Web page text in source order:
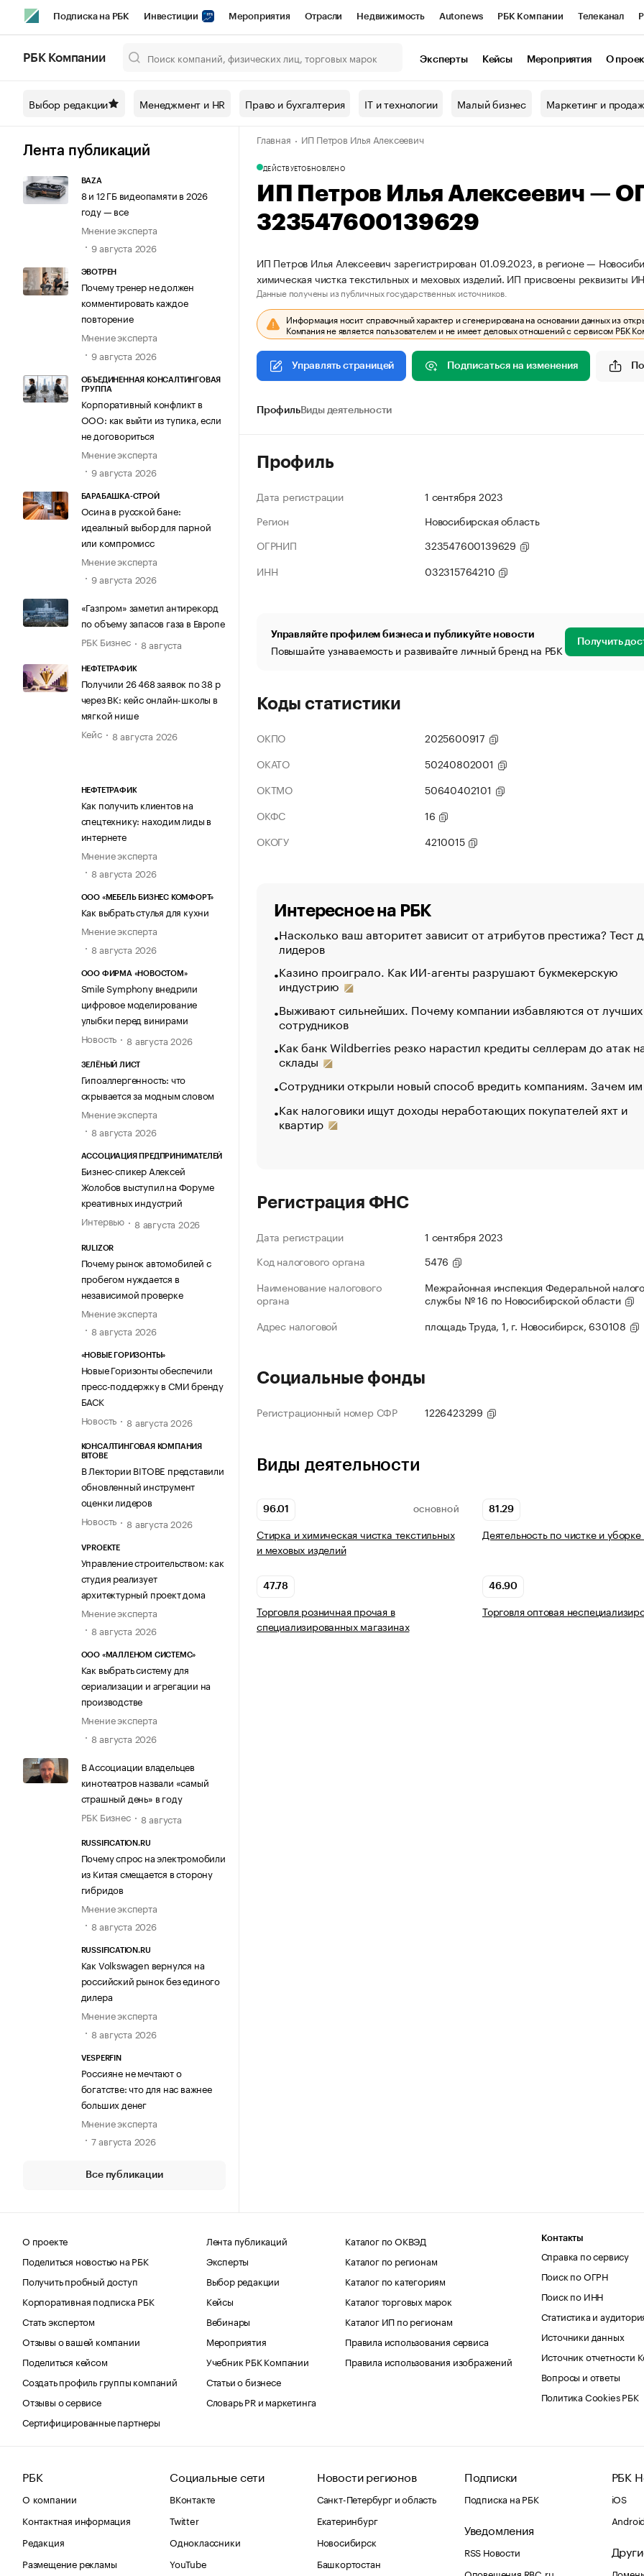
Подписка на РБК Инвестиции Мероприятия Отрасли Недвижимость Autonews РБК Компании Телеканал
Спецпроекты СПб Конференции СПб Спецпроекты Проверка контрагентов
Технологии и медиа Рынок наличной валюты
РБК Компании Эксперты Кейсы Мероприятия О
Выбор редакции Менеджмент и HR Право и бухгалтерия IT и технологии Малый бизнес Маркетинг и
Лента публикаций
BAZA
8 и 12 ГБ видеопамяти в 2026
году — все
Мнение эксперта
9 августа 2026
ЭВОТРЕН
Почему тренер не должен
комментировать каждое
повторение
Мнение эксперта
9 августа 2026
ОБЪЕДИНЕННАЯ КОНСАЛТИНГОВАЯ
ГРУППА
Корпоративный конфликт в
ООО: как выйти из тупика, если
не договориться
Мнение эксперта
9 августа 2026
БАРАБАШКА-СТРОЙ
Осина в русской бане:
идеальный выбор для парной
или компромисс
Мнение эксперта
9 августа 2026
«Газпром» заметил антирекорд
по объему запасов газа в Европе
РБК Бизнес
8 августа
НЕФТЕТРАФИК
Получили 26 468 заявок по 38 р
через ВК: кейс онлайн-школы в
мягкой нише
Кейс
8 августа 2026
НЕФТЕТРАФИК
Как получить клиентов на
спецтехнику: находим лиды в
интернете
Мнение эксперта
8 августа 2026
ООО «МЕБЕЛЬ БИЗНЕС КОМФОРТ»
Как выбрать стулья для кухни
Мнение эксперта
8 августа 2026
ООО ФИРМА «НОВОСТОМ»
Smile Symphony внедрили
цифровое моделирование
улыбки перед винирами
Новость
8 августа 2026
ЗЕЛЁНЫЙ ЛИСТ
Гипоаллергенность: что
скрывается за модным словом
Мнение эксперта
8 августа 2026
АССОЦИАЦИЯ ПРЕДПРИНИМАТЕЛЕЙ
Бизнес-спикер Алексей
Жолобов выступил на Форуме
креативных индустрий
Интервью
8 августа 2026
RULIZOR
Почему рынок автомобилей с
пробегом нуждается в
независимой проверке
Мнение эксперта
8 августа 2026
«НОВЫЕ ГОРИЗОНТЫ»
Новые Горизонты обеспечили
пресс-поддержку в СМИ бренду
БАСК
Новость
8 августа 2026
КОНСАЛТИНГОВАЯ КОМПАНИЯ
BITOBE
В Лектории BITOBE представили
обновленный инструмент
оценки лидеров
Новость
8 августа 2026
VPROEKTE
Управление строительством: как
студия реализует
архитектурный проект дома
Мнение эксперта
8 августа 2026
ООО «МАЛЛЕНОМ СИСТЕМС»
Как выбрать систему для
сериализации и агрегации на
производстве
Мнение эксперта
8 августа 2026
В Ассоциации владельцев
кинотеатров назвали «самый
страшный день» в году
РБК Бизнес
8 августа
RUSSIFICATION.RU
Почему спрос на электромобили
из Китая смещается в сторону
гибридов
Мнение эксперта
8 августа 2026
RUSSIFICATION.RU
Как Volkswagen вернулся на
российский рынок без единого
дилера
Мнение эксперта
8 августа 2026
VESPERFIN
Россияне не мечтают о
богатстве: что для нас важнее
больших денег
Мнение эксперта
7 августа 2026
Все публикации
Главная ИП Петров Илья Алексеевич
ДЕЙСТВУЕТОБНОВЛЕНО
ИП Петров Илья Алексеевич —
323547600139629
ИП Петров Илья Алексеевич зарегистрирован 01.09.2023, в регионе —
химическая чистка текстильных и меховых изделий. ИП присвоены
Данные получены из публичных государственных источников.
Информация носит справочный характер и сгенерирована на основании данных из
Компания не является пользователем и не имеет деловых отношений с сервисом РБК
Управлять страницей Подписаться на изменения
ПрофильВиды деятельности
Профиль
Дата регистрации
1 сентября 2023
Регион
Новосибирская область
ОГРНИП
323547600139629
ИНН
032315764210
Управляйте профилем бизнеса и публикуйте новости
Повышайте узнаваемость и развивайте личный бренд на РБК Получить
Коды статистики
ОКПО
2025600917
ОКАТО
50240802001
ОКТМО
50640402101
ОКФС
16
ОКОГУ
4210015
Интересное на РБК
Насколько ваш авторитет зависит от атрибутов престижа? Тест
лидеров
Казино проиграло. Как ИИ-агенты разрушают букмекерскую
индустрию
Выживают сильнейших. Почему компании избавляются от лучших
сотрудников
Как банк Wildberries резко нарастил кредиты селлерам до атак
склады
Сотрудники открыли новый способ вредить компаниям. Зачем
Как налоговики ищут доходы неработающих покупателей яхт и
квартир
Регистрация ФНС
Дата регистрации
1 сентября 2023
Код налогового органа
5476
Наименование налогового
органа
Межрайонная инспекция Федеральной
службы № 16 по Новосибирской области
Адрес налоговой
площадь Труда, 1, г. Новосибирск, 630108
Социальные фонды
Регистрационный номер СФР 1226423299
Виды деятельности
96.01 ОСНОВНОЙ
Стирка и химическая чистка текстильных
и меховых изделий
81.29
Деятельность по чистке и
47.78
Торговля розничная прочая в
специализированных магазинах
46.90
Торговля оптовая
О проекте
Поделиться новостью на РБК
Получить пробный доступ
Корпоративная подписка РБК
Стать экспертом
Отзывы о вашей компании
Поделиться кейсом
Создать профиль группы компаний
Отзывы о сервисе
Сертифицированные партнеры
Лента публикаций
Эксперты
Выбор редакции
Кейсы
Вебинары
Мероприятия
Учебник РБК Компании
Статьи о бизнесе
Словарь PR и маркетинга
Каталог по ОКВЭД
Каталог по регионам
Каталог по категориям
Каталог торговых марок
Каталог ИП по регионам
Правила использования сервиса
Правила использования изображений
Контакты
Справка по сервису
Поиск по ОГРН
Поиск по ИНН
Статистика и
Источники данных
Источник отчетности
Вопросы и ответы
Политика Cookies РБК
РБК
О компании
Контактная информация
Редакция
Размещение рекламы
Социальные сети
ВКонтакте
Twitter
Одноклассники
YouTube
Новости регионов
Санкт-Петербург и область
Екатеринбург
Новосибирск
Башкортостан
Подписки
Подписка на РБК
Уведомления
RSS Новости
Оповещения RBC.ru
РБК
iOS